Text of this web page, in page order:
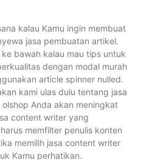
kalau Kamu ingin membuat
jasa pembuatan artikel.
bawah kalau mau tips untuk
dengan modal murah
article spinner nulled.
kami ulas dulu tentang jasa
Anda akan meningkat
content writer yang
memfilter penulis konten
memilih jasa content writer
Kamu perhatikan.